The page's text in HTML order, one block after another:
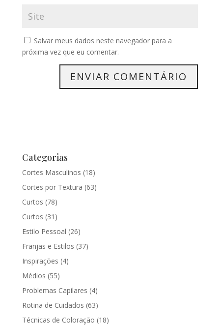
Salvar meus dados neste navegador para a
próxima vez que eu comentar.
Categorias
Cortes Masculinos (18)
Cortes por Textura (63)
Curtos (78)
Curtos (31)
Estilo Pessoal (26)
Franjas e Estilos (37)
Inspirações (4)
Médios (55)
Problemas Capilares (4)
Rotina de Cuidados (63)
Técnicas de Coloração (18)